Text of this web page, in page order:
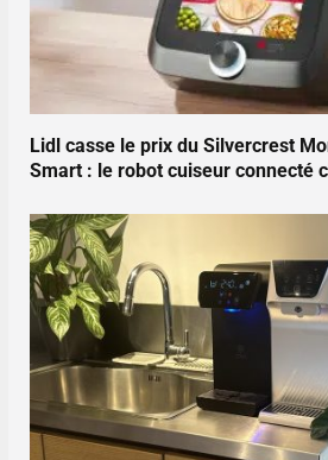
Lidl casse le prix du Silvercrest
Smart : le robot cuiseur connecté